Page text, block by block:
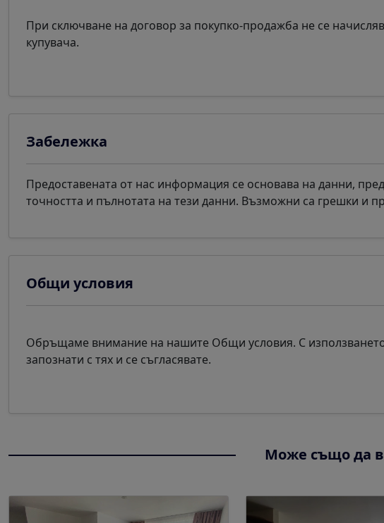
При сключване на договор за покупко-продажба не се
купувача.
Забележка
Предоставената от нас информация се основава на данни,
точността и пълнотата на тези данни. Възможни са грешки и
Общи условия
Обръщаме внимание на нашите Общи условия. С
запознати с тях и се съгласявате.
Може също да